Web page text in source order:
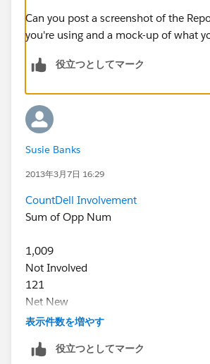
Can you post a screenshot of the
you're using and a mock-up of what
役立つとしてマーク
Susie Banks
2013年3月7日 16:29
CountDell Involvement
Sum of Opp Num
1,009
Not Involved
121
Net New
42
22
表示件数を増やす
役立つとしてマーク